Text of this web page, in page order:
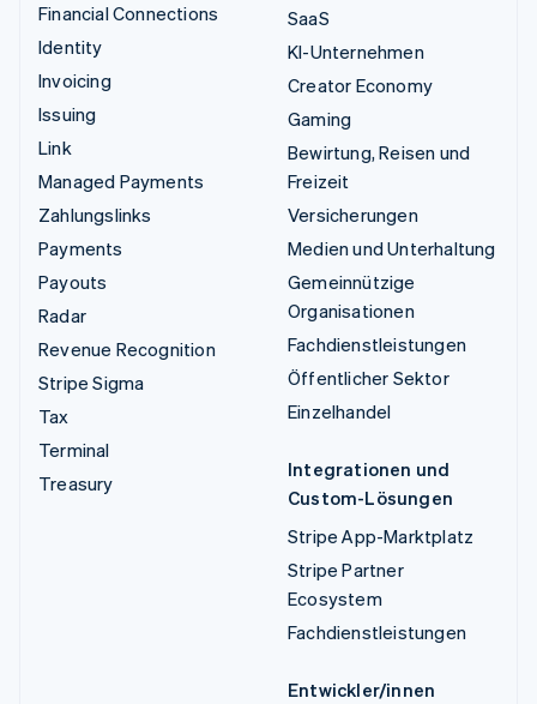
Financial Connections
Identity
Invoicing
Issuing
Link
Managed Payments
Zahlungslinks
Payments
Payouts
Radar
Revenue Recognition
Stripe Sigma
Tax
Terminal
Treasury
SaaS
KI-Unternehmen
Creator Economy
Gaming
Bewirtung, Reisen und
Freizeit
Versicherungen
Medien und Unterhaltung
Gemeinnützige
Organisationen
Fachdienstleistungen
Öffentlicher Sektor
Einzelhandel
Integrationen und
Custom-Lösungen
Stripe App-Marktplatz
Stripe Partner
Ecosystem
Fachdienstleistungen
Entwickler/innen